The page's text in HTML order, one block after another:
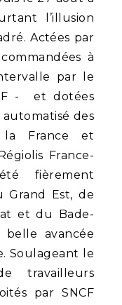
l’illusion
Actées par
à
par le
- et dotées
automatisé des
la France et
France-
fièrement
Grand Est, de
et du Bade-
avancée
Soulageant le
travailleurs
par SNCF